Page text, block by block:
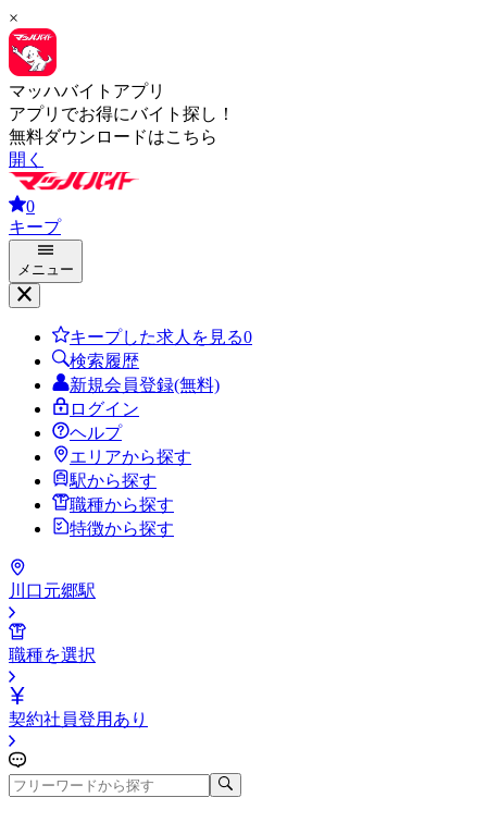
×
マッハバイトアプリ
アプリでお得にバイト探し！
無料ダウンロードはこちら
開く
0
キープ
メニュー
キープした求人を見る0
検索履歴
新規会員登録(無料)
ログイン
ヘルプ
エリアから探す
駅から探す
職種から探す
特徴から探す
川口元郷駅
職種を選択
契約社員登用あり